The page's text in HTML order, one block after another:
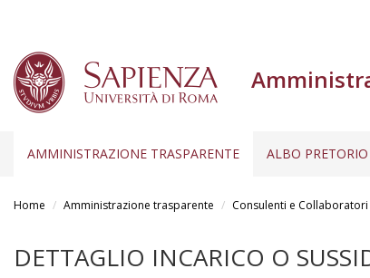
AMMINISTRAZIONE TRASPARENTE ALBO
Home Amministrazione trasparente Consulenti e Collaboratori
DETTAGLIO INCARICO O